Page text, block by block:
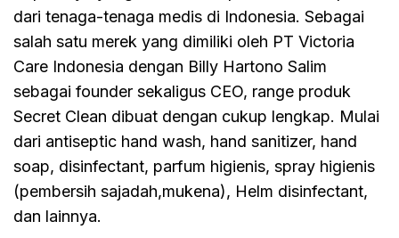
dari tenaga-tenaga medis di Indonesia. Sebagai
salah satu merek yang dimiliki oleh PT Victoria
Care Indonesia dengan Billy Hartono Salim
sebagai founder sekaligus CEO, range produk
Secret Clean dibuat dengan cukup lengkap. Mulai
dari antiseptic hand wash, hand sanitizer, hand
soap, disinfectant, parfum higienis, spray higienis
(pembersih sajadah,mukena), Helm disinfectant,
dan lainnya.